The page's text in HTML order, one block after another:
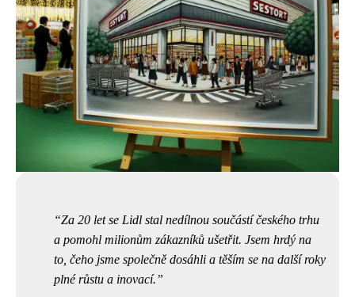
Za 20 let se Lidl stal nedílnou součástí českého trhu
a pomohl milionům zákazníků ušetřit. Jsem hrdý na
to, čeho jsme společně dosáhli a těším se na další roky
plné růstu a inovací.